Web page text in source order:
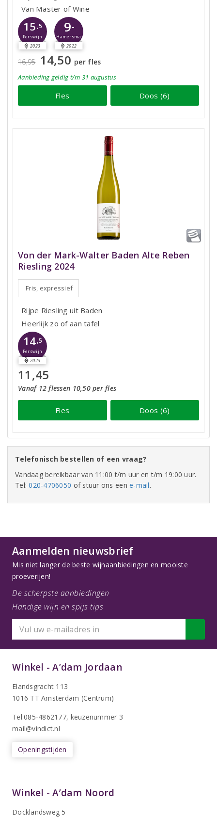
Van Master of Wine
15 ,5
Perswijn
2023
9-
Hamersma
2022
16,95 14,50 per fles
Aanbieding geldig t/m 31 augustus
Fles Doos (6)
Von der Mark-Walter Baden Alte Reben
Riesling 2024
Fris, expressief
Rijpe Riesling uit Baden
Heerlijk zo of aan tafel
14,5
Perswijn
2023
11,45
Vanaf 12 flessen 10,50 per fles
Fles Doos (6)
Telefonisch bestellen of een vraag?
Vandaag bereikbaar van 11:00 t/m uur en t/m 19:00 uur.
Tel:020-4706050 of stuur ons eene-mail.
Aanmelden nieuwsbrief
Mis niet langer de beste wijnaanbiedingen en mooiste
proeverijen!
De scherpste aanbiedingen
Handige wijn en spijs tips
Winkel - A’dam Jordaan
Elandsgracht 113
1016 TT Amsterdam (Centrum)
Tel:085-4862177, keuzenummer 3
mail@vindict.nl
Openingstijden
Winkel - A’dam Noord
Docklandsweg 5